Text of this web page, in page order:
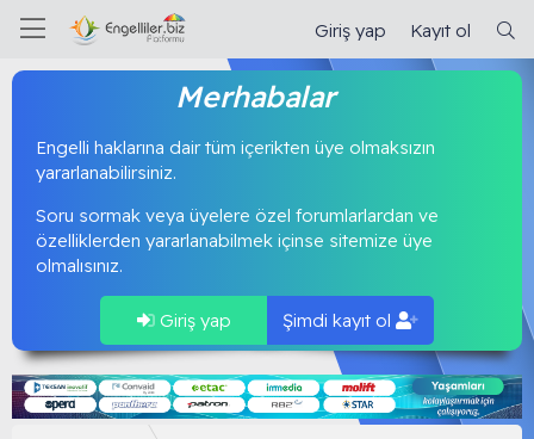
Giriş yap Kayıt ol
Merhabalar
Engelli haklarına dair tüm içerikten üye olmaksızın
yararlanabilirsiniz.
Soru sormak veya üyelere özel forumlarlardan ve
özelliklerden yararlanabilmek içinse sitemize üye
olmalısınız.
Giriş yap Şimdi kayıt ol